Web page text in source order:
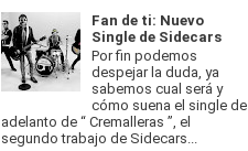
Fan de ti: Nuevo
Single de Sidecars
Por fin podemos
despejar la duda, ya
sabemos cual será y
cómo suena el single de
adelanto de “ Cremalleras ”, el
segundo trabajo de Sidecars...